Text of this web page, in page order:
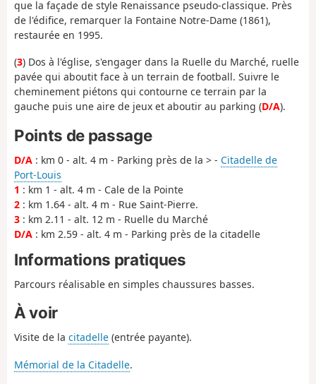
que la façade de style Renaissance pseudo-classique. Près
de l'édifice, remarquer la Fontaine Notre-Dame (1861),
restaurée en 1995.
(3) Dos à l'église, s'engager dans la Ruelle du Marché, ruelle
pavée qui aboutit face à un terrain de football. Suivre le
cheminement piétons qui contourne ce terrain par la
gauche puis une aire de jeux et aboutir au parking (D/A).
Points de passage
D/A : km 0 - alt. 4 m - Parking près de la > - Citadelle de
Port-Louis
1 : km 1 - alt. 4 m - Cale de la Pointe
2 : km 1.64 - alt. 4 m - Rue Saint-Pierre.
3 : km 2.11 - alt. 12 m - Ruelle du Marché
D/A : km 2.59 - alt. 4 m - Parking près de la citadelle
Informations pratiques
Parcours réalisable en simples chaussures basses.
À voir
Visite de la citadelle (entrée payante).
Mémorial de la Citadelle.